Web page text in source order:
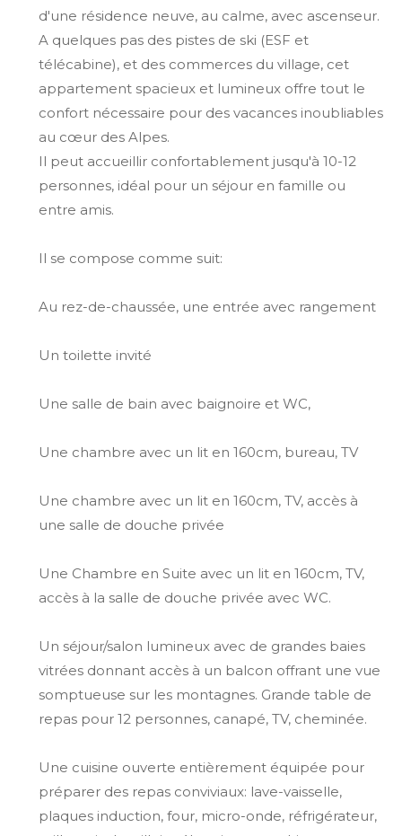
d'une résidence neuve, au calme, avec ascenseur.
A quelques pas des pistes de ski (ESF et
télécabine), et des commerces du village, cet
appartement spacieux et lumineux offre tout le
confort nécessaire pour des vacances inoubliables
au cœur des Alpes.
Il peut accueillir confortablement jusqu'à 10-12
personnes, idéal pour un séjour en famille ou
entre amis.
Il se compose comme suit:
Au rez-de-chaussée, une entrée avec rangement
Un toilette invité
Une salle de bain avec baignoire et WC,
Une chambre avec un lit en 160cm, bureau, TV
Une chambre avec un lit en 160cm, TV, accès à
une salle de douche privée
Une Chambre en Suite avec un lit en 160cm, TV,
accès à la salle de douche privée avec WC.
Un séjour/salon lumineux avec de grandes baies
vitrées donnant accès à un balcon offrant une vue
somptueuse sur les montagnes. Grande table de
repas pour 12 personnes, canapé, TV, cheminée.
Une cuisine ouverte entièrement équipée pour
préparer des repas conviviaux: lave-vaisselle,
plaques induction, four, micro-onde, réfrigérateur,